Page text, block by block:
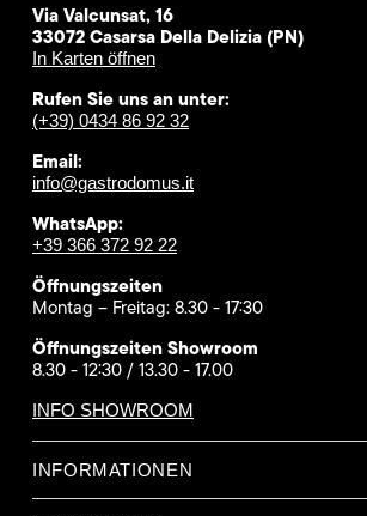
Via Valcunsat, 16
33072 Casarsa Della Delizia (PN)
In Karten öffnen
Rufen Sie uns an unter:
(+39) 0434 86 92 32
Email:
info@gastrodomus.it
WhatsApp:
+39 366 372 92 22
Öffnungszeiten
Montag – Freitag: 8.30 - 17:30
Öffnungszeiten Showroom
8.30 - 12:30 / 13.30 - 17.00
INFO SHOWROOM
INFORMATIONEN